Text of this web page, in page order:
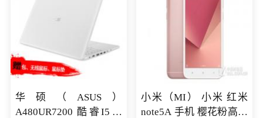
华硕（ASUS）
A480UR7200 酷睿I5超
小米（MI） 小米 红米
note5A 手机 樱花粉高配